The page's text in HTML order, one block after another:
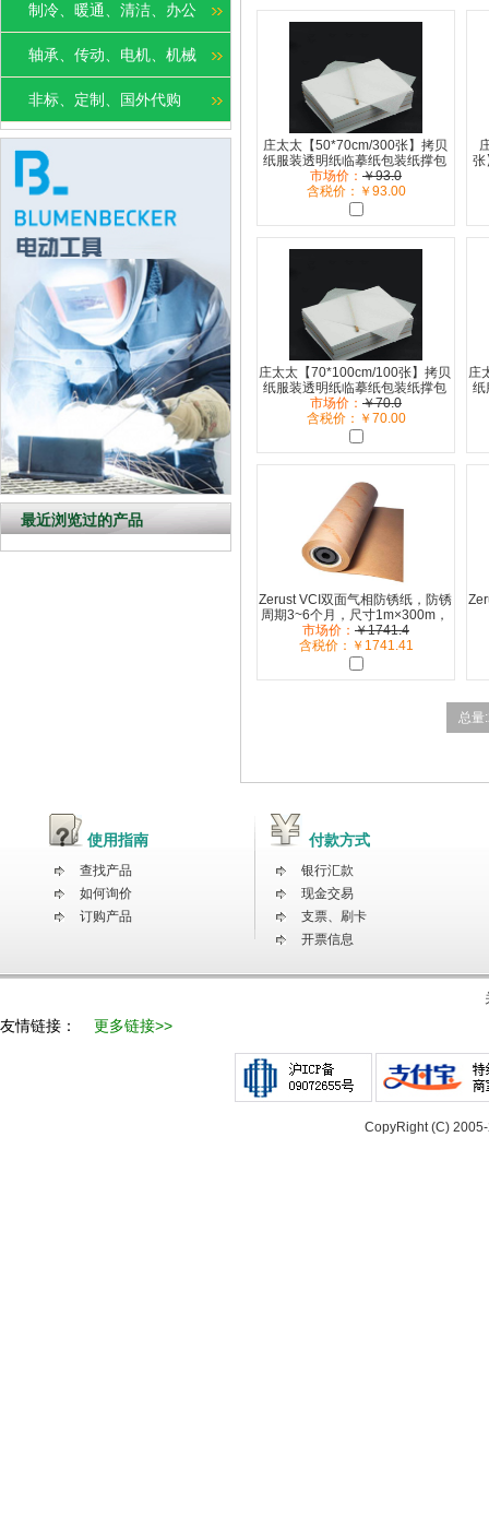
制冷、暖通、清洁、办公
轴承、传动、电机、机械
非标、定制、国外代购
最近浏览过的产品
庄太太【50*70cm/300张】拷贝
纸服装透明纸临摹纸包装纸撑包
半透明纸ZTT-9310B
市场价： ￥93.0
含税价：￥93.00
张
庄太太【70*100cm/100张】拷贝
纸服装透明纸临摹纸包装纸撑包
半透明纸ZTT-9310B
市场价： ￥70.0
含税价：￥70.00
庄
纸
Zerust VCI双面气相防锈纸，防锈
周期3~6个月，尺寸1m×300m，
60g/m2，ICT 420
市场价： ￥1741.4
含税价：￥1741.41
总量:
使用指南
查找产品
如何询价
订购产品
付款方式
银行汇款
现金交易
支票、刷卡
开票信息
友情链接： 更多链接>>
CopyRight (C)